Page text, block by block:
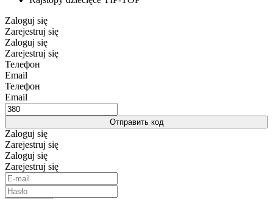
Zaloguj się
Zarejestruj się
Zaloguj się
Zarejestruj się
Телефон
Email
Телефон
Email
Отправить код
Zaloguj się
Zarejestruj się
Zaloguj się
Zarejestruj się